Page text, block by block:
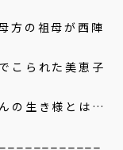
方の祖母が西陣
こられた美恵子
の生き様とは…